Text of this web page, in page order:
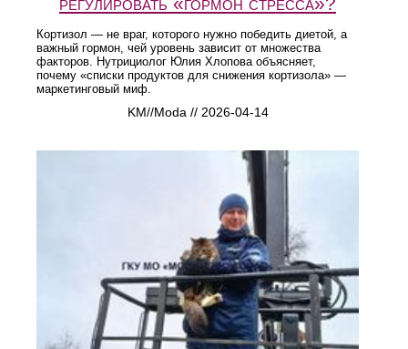
Кортизол — не враг, которого нужно победить диетой, а
важный гормон, чей уровень зависит от множества
факторов. Нутрициолог Юлия Хлопова объясняет,
почему «списки продуктов для снижения кортизола» —
маркетинговый миф.
KM//Moda // 2026-04-14